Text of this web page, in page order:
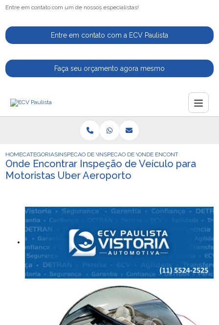
Entre em contato com um de nossos especialistas!
Entre em contato com a ECV Paulista
Faça seu orçamento agora mesmo
HOMECATEGORIASINSPECAO DE VEICULOSINSPECAO DE VEICULO PARA MOTORISTAS
ONDE ENCONTRAR
Onde Encontrar Inspeção de Veículo para
Motoristas Uber Aeroporto